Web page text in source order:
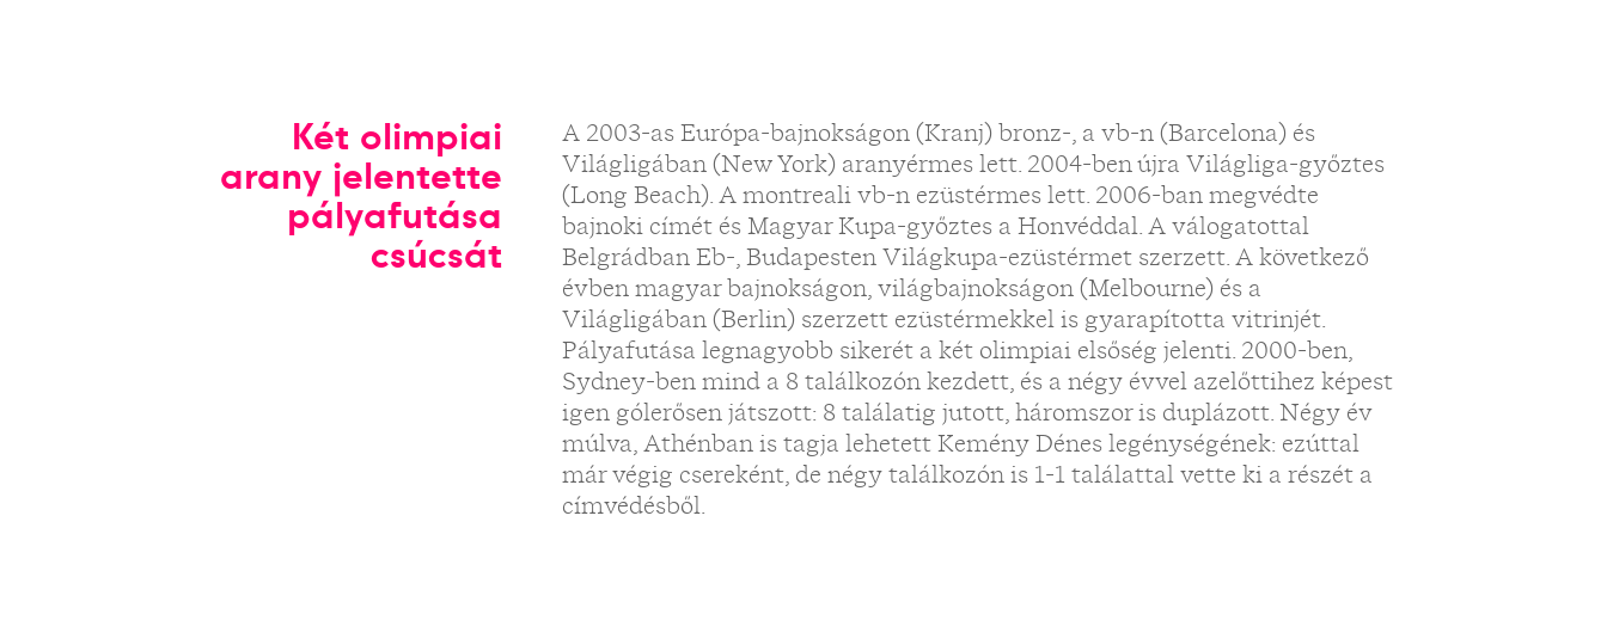
Két olimpiai
arany jelentette
pályafutása
csúcsát
A 2003-as Európa-bajnokságon (Kranj) bronz-, a vb-n (Barcelona) és
Világligában (New York) aranyérmes lett. 2004-ben újra Világliga-győztes
(Long Beach). A montreali vb-n ezüstérmes lett. 2006-ban megvédte
bajnoki címét és Magyar Kupa-győztes a Honvéddal. A válogatottal
Belgrádban Eb-, Budapesten Világkupa-ezüstérmet szerzett. A következő
évben magyar bajnokságon, világbajnokságon (Melbourne) és a
Világligában (Berlin) szerzett ezüstérmekkel is gyarapította vitrinjét.
Pályafutása legnagyobb sikerét a két olimpiai elsőség jelenti. 2000-ben,
Sydney-ben mind a 8 találkozón kezdett, és a négy évvel azelőttihez képest
igen gólerősen játszott: 8 találatig jutott, háromszor is duplázott. Négy év
múlva, Athénban is tagja lehetett Kemény Dénes legénységének: ezúttal
már végig csereként, de négy találkozón is 1-1 találattal vette ki a részét a
címvédésből.